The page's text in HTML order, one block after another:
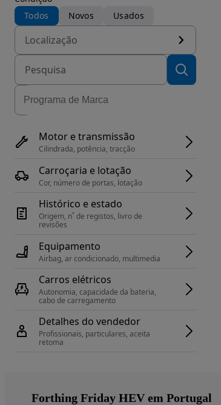
Todos
Novos Usados
Localização
Motor e transmissão
Cilindrada, potência, tracção
Carroçaria e lotação
Cor, número de portas, lotação
Histórico e estado
Origem, n˚ de registos, livro de
revisões
Equipamento
Airbag, ar condicionado, multimedia
Carros elétricos
Autonomia, capacidade da bateria,
cabo de carregamento
Detalhes do vendedor
Profissionais, particulares, aceita
retoma
Forthing Friday HEV em Portugal